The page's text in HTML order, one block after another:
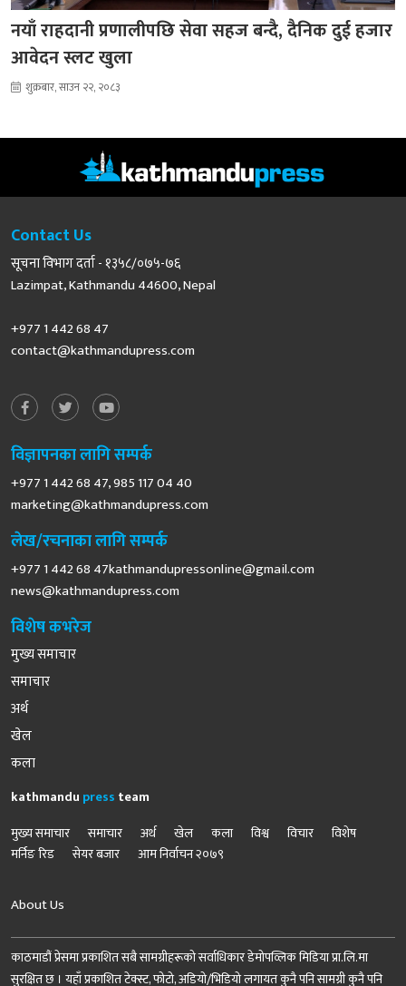
नयाँ राहदानी प्रणालीपछि सेवा सहज बन्दै, दैनिक दुई हजार
आवेदन स्लट खुला
शुक्रबार, साउन २२, २०८३
Contact Us
सूचना विभाग दर्ता - १३५८/०७५-७६
Lazimpat, Kathmandu 44600, Nepal
+977 1 442 68 47
contact@kathmandupress.com
विज्ञापनका लागि सम्पर्क
+977 1 442 68 47, 985 117 04 40
marketing@kathmandupress.com
लेख/रचनाका लागि सम्पर्क
+977 1 442 68 47kathmandupressonline@gmail.com
news@kathmandupress.com
विशेष कभरेज
मुख्य समाचार
समाचार
अर्थ
खेल
कला
kathmandu press team
मुख्य समाचार
समाचार अर्थ खेल कला विश्व विचार
विशेष
मर्निङ रिड
सेयर बजार आम निर्वाचन २०७९
About Us
काठमाडौं प्रेसमा प्रकाशित सबै सामग्रीहरूको सर्वाधिकार डेमोपव्लिक मिडिया प्रा.लि.मा
सुरक्षित छ । यहाँ प्रकाशित टेक्स्ट, फोटो, अडियो/भिडियो लगायत कुनै पनि सामग्री कुनै पनि